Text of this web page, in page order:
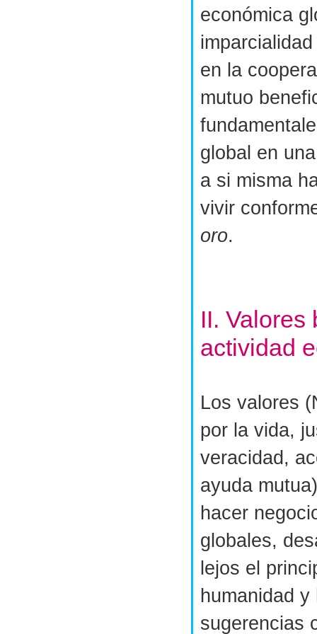
económica
en la
mutuo
global en
a si misma
vivir
oro.
II. Valores
actividad
Los valores
por la vida,
veracidad,
ayuda
hacer
globales,
lejos el
humanidad
sugerencias